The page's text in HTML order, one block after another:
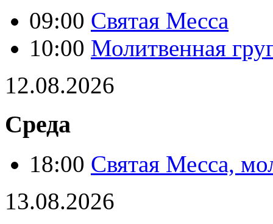
09:00 Святая Месса
10:00 Молитвенная
12.08.2026
Среда
18:00 Святая Месса,
13.08.2026